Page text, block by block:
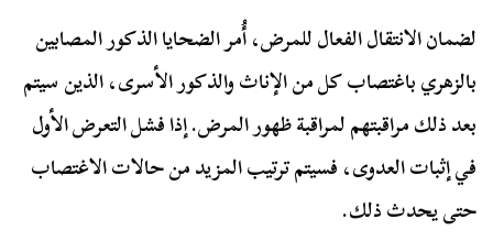
لضمان الانتقال الفعال للمرض، أُمر الضحايا الذكور المصابين
بالزهري باغتصاب كل من الإناث والذكور الأسرى، الذين سيتم
بعد ذلك مراقبتهم لمراقبة ظهور المرض. إذا فشل التعرض الأول
في إثبات العدوى، فسيتم ترتيب المزيد من حالات الاغتصاب
حتى يحدث ذلك.